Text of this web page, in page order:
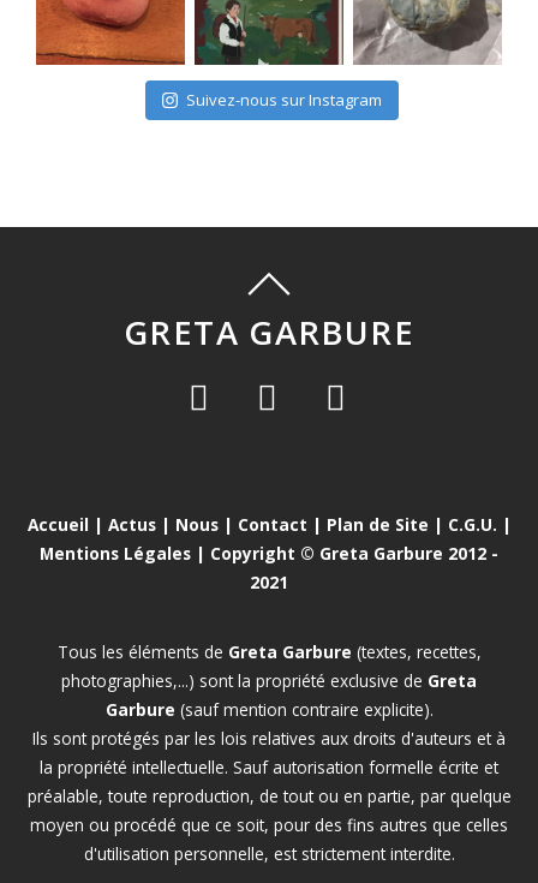
Suivez-nous sur Instagram
GRETA GARBURE
Accueil | Actus| Nous| Contact | Plan de Site | C.G.U. |
Mentions Légales | Copyright © Greta Garbure 2012 -
2021
Tous les éléments de Greta Garbure (textes, recettes,
photographies,...) sont la propriété exclusive de Greta
Garbure (sauf mention contraire explicite).
Ils sont protégés par les lois relatives aux droits d'auteurs et à
la propriété intellectuelle. Sauf autorisation formelle écrite et
préalable, toute reproduction, de tout ou en partie, par quelque
moyen ou procédé que ce soit, pour des fins autres que celles
d'utilisation personnelle, est strictement interdite.